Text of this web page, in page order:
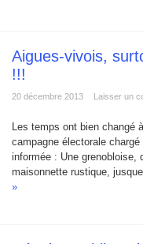
Aigues-vivois,
!!!
20 décembre 2013 Laisser un
Les temps ont bien changé
campagne électorale
informée : Une grenobloise,
maisonnette rustique,
»